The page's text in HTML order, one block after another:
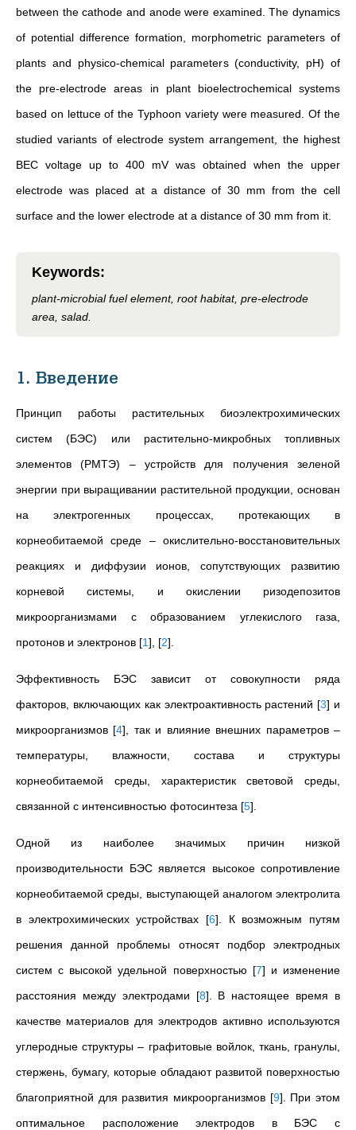
between the cathode and anode were examined. The dynamics
of potential difference formation, morphometric parameters of
plants and physico-chemical parameters (conductivity, pH) of
the pre-electrode areas in plant bioelectrochemical systems
based on lettuce of the Typhoon variety were measured. Of the
studied variants of electrode system arrangement, the highest
BEC voltage up to 400 mV was obtained when the upper
electrode was placed at a distance of 30 mm from the cell
surface and the lower electrode at a distance of 30 mm from it.
Keywords:
plant-microbial fuel element, root habitat, pre-electrode
area, salad.
1. Введение
Принцип работы растительных биоэлектрохимических
систем (БЭС) или растительно-микробных топливных
элементов (РМТЭ) – устройств для получения зеленой
энергии при выращивании растительной продукции, основан
на электрогенных процессах, протекающих в
корнеобитаемой среде – окислительно-восстановительных
реакциях и диффузии ионов, сопутствующих развитию
корневой системы, и окислении ризодепозитов
микроорганизмами с образованием углекислого газа,
протонов и электронов [1] [2]
Эффективность БЭС зависит от совокупности ряда
факторов, включающих как электроактивность растений [3] и
микроорганизмов [4] , так и влияние внешних параметров –
температуры, влажности, состава и структуры
корнеобитаемой среды, характеристик световой среды,
связанной с интенсивностью фотосинтеза [5]
Одной из наиболее значимых причин низкой
производительности БЭС является высокое сопротивление
корнеобитаемой среды, выступающей аналогом электролита
в электрохимических устройствах [6] . К возможным путям
решения данной проблемы относят подбор электродных
систем с высокой удельной поверхностью [7] и изменение
расстояния между электродами [8] . В настоящее время в
качестве материалов для электродов активно используются
углеродные структуры – графитовые войлок, ткань, гранулы,
стержень, бумагу, которые обладают развитой поверхностью
благоприятной для развития микроорганизмов [9] . При этом
оптимальное расположение электродов в БЭС с